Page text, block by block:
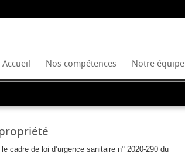
Accueil Nos compétences Notre équipe
cadre de loi d’urgence sanitaire n° 2020-290 du